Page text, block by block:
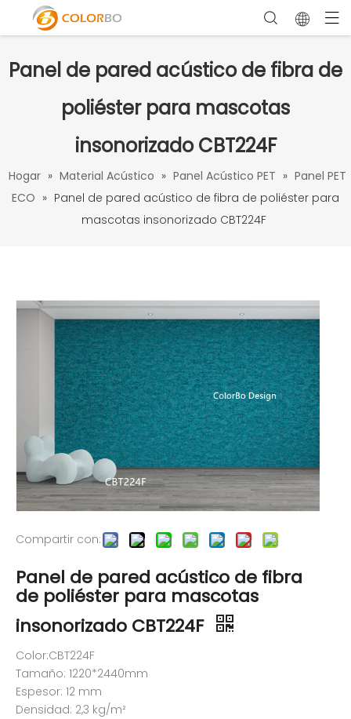
Panel de pared acústico de fibra de
poliéster para mascotas
insonorizado CBT224F
Hogar » Material Acústico » Panel Acústico PET » Panel PET
ECO » Panel de pared acústico de fibra de poliéster para
mascotas insonorizado CBT224F
Compartir con:
Panel de pared acústico de fibra
de poliéster para mascotas
insonorizado CBT224F
Color:CBT224F
Tamaño: 1220*2440mm
Espesor: 12 mm
Densidad: 2,3 kg/m²